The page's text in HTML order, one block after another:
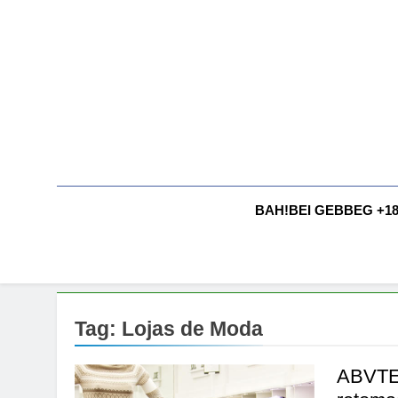
BAH!BEI GEBBEG +18
Tag: Lojas de Moda